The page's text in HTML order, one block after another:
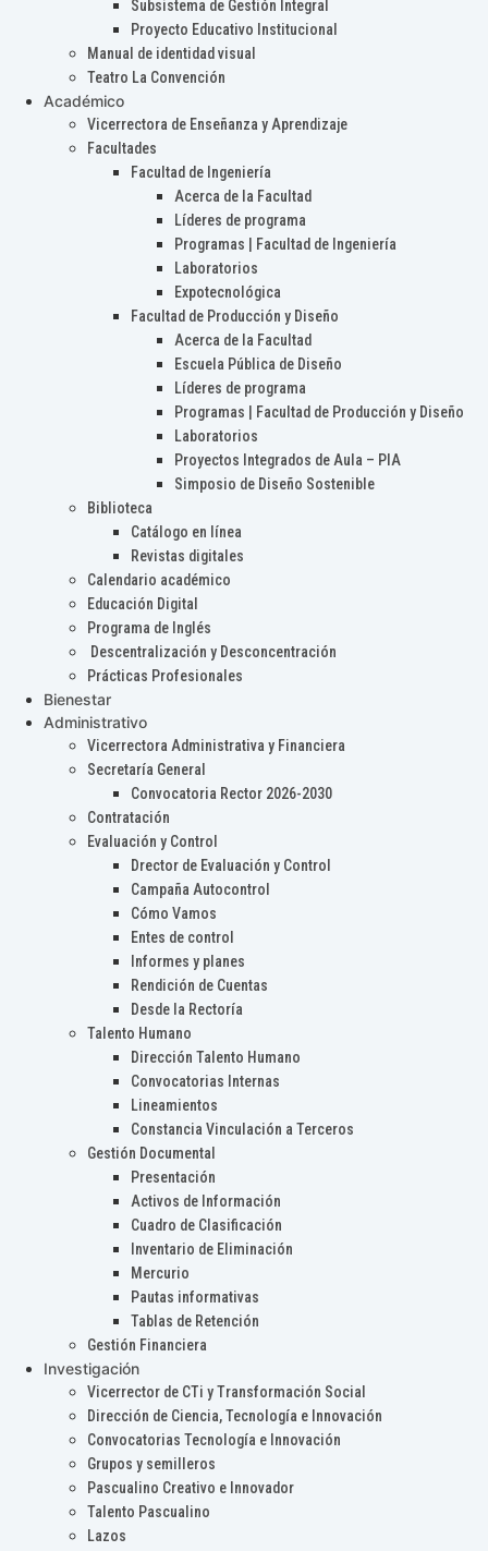
Subsistema de Gestión Integral
Proyecto Educativo Institucional
Manual de identidad visual
Teatro La Convención
Académico
Vicerrectora de Enseñanza y Aprendizaje
Facultades
Facultad de Ingeniería
Acerca de la Facultad
Líderes de programa
Programas | Facultad de Ingeniería
Laboratorios
Expotecnológica
Facultad de Producción y Diseño
Acerca de la Facultad
Escuela Pública de Diseño
Líderes de programa
Programas | Facultad de Producción y Diseño
Laboratorios
Proyectos Integrados de Aula – PIA
Simposio de Diseño Sostenible
Biblioteca
Catálogo en línea
Revistas digitales
Calendario académico
Educación Digital
Programa de Inglés
Descentralización y Desconcentración
Prácticas Profesionales
Bienestar
Administrativo
Vicerrectora Administrativa y Financiera
Secretaría General
Convocatoria Rector 2026-2030
Contratación
Evaluación y Control
Drector de Evaluación y Control
Campaña Autocontrol
Cómo Vamos
Entes de control
Informes y planes
Rendición de Cuentas
Desde la Rectoría
Talento Humano
Dirección Talento Humano
Convocatorias Internas
Lineamientos
Constancia Vinculación a Terceros
Gestión Documental
Presentación
Activos de Información
Cuadro de Clasificación
Inventario de Eliminación
Mercurio
Pautas informativas
Tablas de Retención
Gestión Financiera
Investigación
Vicerrector de CTi y Transformación Social
Dirección de Ciencia, Tecnología e Innovación
Convocatorias Tecnología e Innovación
Grupos y semilleros
Pascualino Creativo e Innovador
Talento Pascualino
Lazos